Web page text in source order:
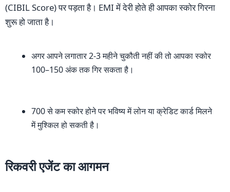
(CIBIL Score) पर पड़ता है। EMI में देरी होते ही आपका स्कोर गिरना
शुरू हो जाता है।
अगर आपने लगातार 2-3 महीने चुकौती नहीं की तो आपका स्कोर
100–150 अंक तक गिर सकता है।
700 से कम स्कोर होने पर भविष्य में लोन या क्रेडिट कार्ड मिलने
में मुश्किल हो सकती है।
रिकवरी एजेंट का आगमन